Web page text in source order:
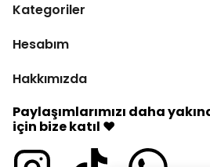
Kategoriler
Hesabım
Hakkımızda
Paylaşımlarımızı daha
için bize katıl ♥